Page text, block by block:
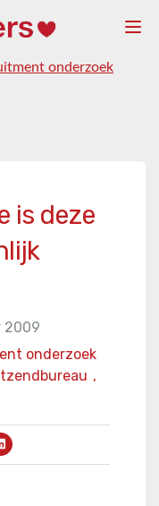
onderzoek
is deze
2009
onderzoek
,